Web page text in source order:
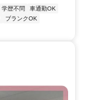
学歴不問
車通勤OK
ブランクOK